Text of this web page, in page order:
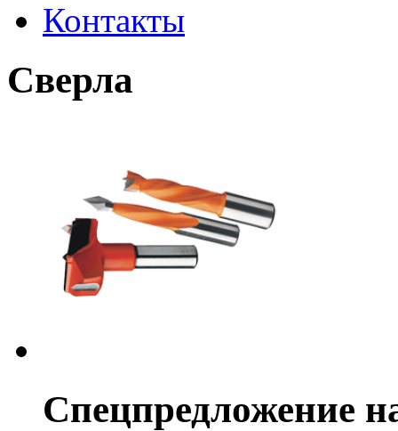
Контакты
Сверла
Спецпредложение